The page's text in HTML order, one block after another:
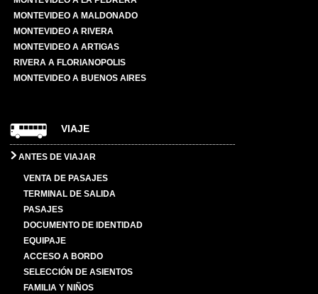
MONTEVIDEO A MALDONADO
MONTEVIDEO A RIVERA
MONTEVIDEO A ARTIGAS
RIVERA A FLORIANOPOLIS
MONTEVIDEO A BUENOS AIRES
VIAJE
ANTES DE VIAJAR
VENTA DE PASAJES
TERMINAL DE SALIDA
PASAJES
DOCUMENTO DE IDENTIDAD
EQUIPAJE
ACCESO A BORDO
SELECCIÓN DE ASIENTOS
FAMILIA Y NIÑOS